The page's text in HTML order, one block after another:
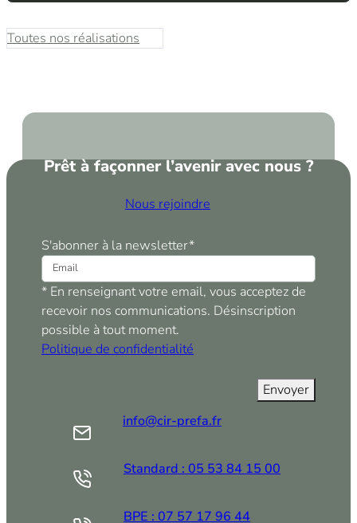
Toutes nos réalisations
Prêt à façonner l’avenir avec nous ?
Nous rejoindre
S'abonner à la newsletter*
* En renseignant votre email, vous acceptez de
recevoir nos communications. Désinscription
possible à tout moment.
Politique de confidentialité
info@cir-prefa.fr
Standard : 05 53 84 15 00
BPE : 07 57 17 96 44